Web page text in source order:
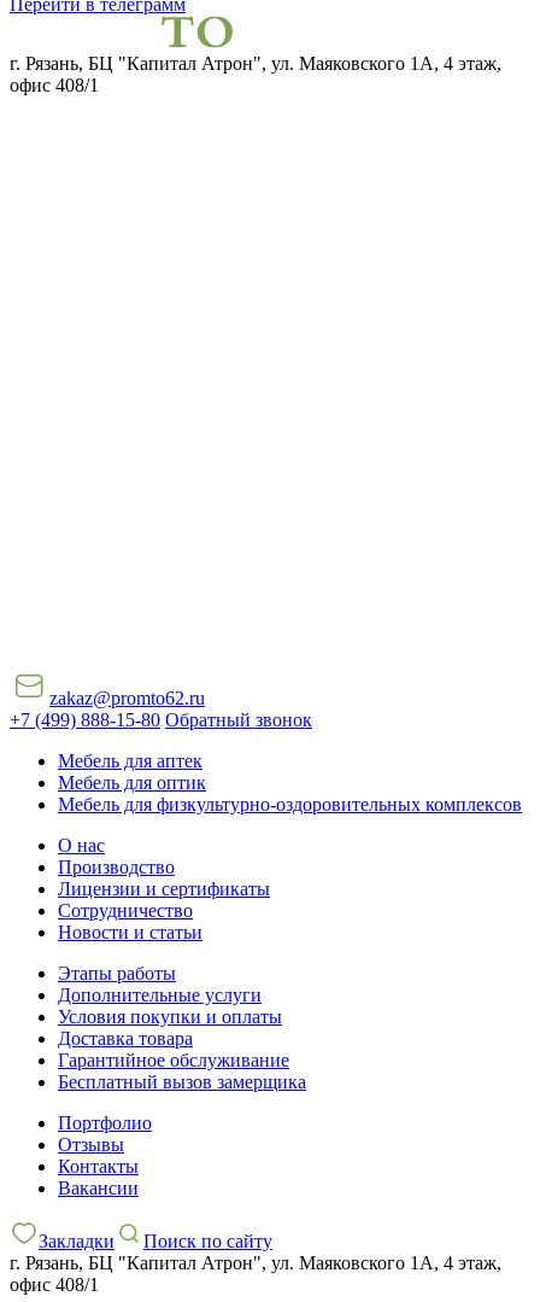
Перейти в телеграмм
г. Рязань, БЦ "Капитал Атрон", ул. Маяковского 1А, 4 этаж,
офис 408/1
zakaz@promto62.ru
+7 (499) 888-15-80 Обратный звонок
Мебель для аптек
Мебель для оптик
Мебель для физкультурно-оздоровительных комплексов
О нас
Производство
Лицензии и сертификаты
Сотрудничество
Новости и статьи
Этапы работы
Дополнительные услуги
Условия покупки и оплаты
Доставка товара
Гарантийное обслуживание
Бесплатный вызов замерщика
Портфолио
Отзывы
Контакты
Вакансии
Закладки
Поиск по сайту
г. Рязань, БЦ "Капитал Атрон", ул. Маяковского 1А, 4 этаж,
офис 408/1